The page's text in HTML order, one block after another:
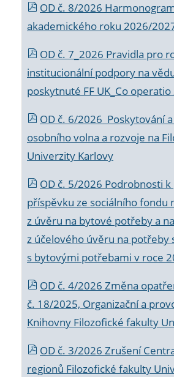
OD č. 8/2026
akademického roku 2026/
OD č. 7_2026 Pravidla pro
institucionální podpory na
poskytnuté FF UK_Co operatio
OD č. 6/2026 Poskytování
osobního volna a rozvoje na
Univerzity Karlovy
OD č. 5/2026 Podrobnosti
příspěvku ze sociálního fondu
z úvěru na bytové potřeby a
z účelového úvěru na potřeby
s bytovými potřebami v roce
OD č. 4/2026 Změna
č. 18/2025, Organizační a
Knihovny Filozofické fakulty
OD č. 3/2026 Zrušení
regionů Filozofické fakulty